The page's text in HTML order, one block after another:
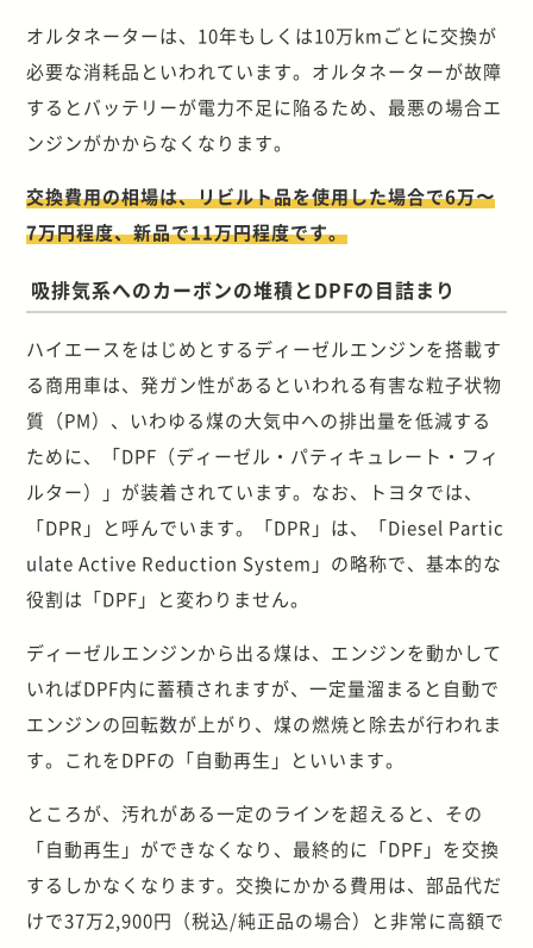
オルタネーターは、10年もしくは10万kmごとに交換が
必要な消耗品といわれています。オルタネーターが故障
するとバッテリーが電力不足に陥るため、最悪の場合エ
ンジンがかからなくなります。
交換費用の相場は、リビルト品を使用した場合で6万〜
7万円程度、新品で11万円程度です。
吸排気系へのカーボンの堆積とDPFの目詰まり
ハイエースをはじめとするディーゼルエンジンを搭載す
る商用車は、発ガン性があるといわれる有害な粒子状物
質（PM）、いわゆる煤の大気中への排出量を低減する
ために、「DPF（ディーゼル・パティキュレート・フィ
ルター）」が装着されています。なお、トヨタでは、
「DPR」と呼んでいます。「DPR」は、「Diesel Partic
ulate Active Reduction System」の略称で、基本的な
役割は「DPF」と変わりません。
ディーゼルエンジンから出る煤は、エンジンを動かして
いればDPF内に蓄積されますが、一定量溜まると自動で
エンジンの回転数が上がり、煤の燃焼と除去が行われま
す。これをDPFの「自動再生」といいます。
ところが、汚れがある一定のラインを超えると、その
「自動再生」ができなくなり、最終的に「DPF」を交換
するしかなくなります。交換にかかる費用は、部品代だ
けで37万2,900円（税込/純正品の場合）と非常に高額で